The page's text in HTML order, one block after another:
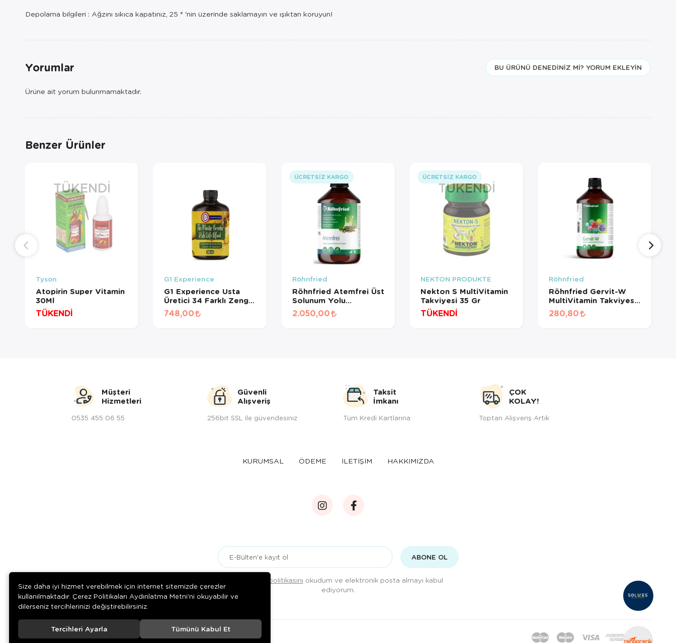
Depolama bilgileri : Ağzını sıkıca kapatınız, 25 ° 'nin üzerinde saklamayın ve ışıktan koruyun!
Yorumlar BU ÜRÜNÜ DENEDINIZ MI? YORUM EKLEYIN
Ürüne ait yorum bulunmamaktadır.
Benzer Ürünler
TÜKENDI
Tyson
Atopirin Super Vitamin
30Ml
TÜKENDİ
G1 Experience
G1 Experience Usta
Üretici 34 Farklı Zengin
Yağ Karışımı 500 Ml
748,00
ÜCRETSIZ KARGO
Röhnfried
Röhnfried Atemfrei Üst
Solunum Yolu
Destekleyici 500 Ml
2.050,00
TÜKENDI
ÜCRETSIZ KARGO
NEKTON PRODUKTE
Nekton S MultiVitamin
Takviyesi 35 Gr
TÜKENDİ
Röhnfried
Röhnfried Gervit-W
MultiVitamin Takviyesi
1000 Ml (100 ML
BÖLÜNMÜŞ)
280,80
Müşteri
Hizmetleri
0535 455 06 55
Güvenli
Alışveriş
256bit SSL ile güvendesiniz
Taksit
İmkanı
Tüm Kredi Kartlarına
ÇOK
KOLAY!
Toptan Alışveriş Artık
KURUMSAL ÖDEME İLETİŞİM HAKKIMIZDA
ABONE OL
Gizlilik politikasını okudum ve elektronik posta almayı kabul
ediyorum.
© 2020Rengarenk Pet Shop. Tüm hakları saklıdır.
Size daha iyi hizmet verebilmek için internet sitemizde çerezler
kullanılmaktadır. Çerez Politikaları Aydınlatma Metni’ni okuyabilir ve
dilerseniz tercihlerinizi değiştirebilirsiniz.
Tercihleri Ayarla Tümünü Kabul Et